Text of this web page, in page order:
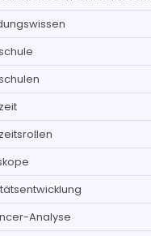
Analyse